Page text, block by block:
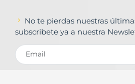
No te pierdas nuestras
subscribete ya a nuestra